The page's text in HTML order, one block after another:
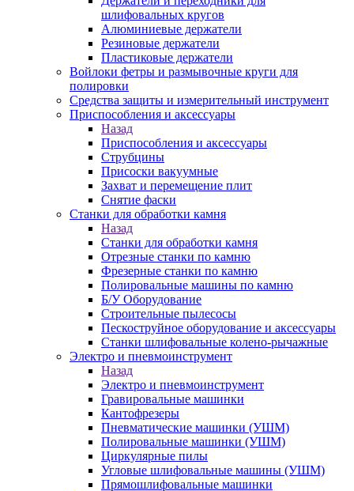
шлифовальных кругов
Алюминиевые держатели
Резиновые держатели
Пластиковые держатели
Войлоки фетры и размывочные круги для
полировки
Средства защиты и измерительный инструмент
Приспособления и аксессуары
Назад
Приспособления и аксессуары
Струбцины
Присоски вакуумные
Захват и перемещение плит
Снятие фаски
Станки для обработки камня
Назад
Станки для обработки камня
Отрезные станки по камню
Фрезерные станки по камню
Полировальные машины по камню
Б/У Оборудование
Строительные пылесосы
Пескоструйное оборудование и аксессуары
Станки шлифовальные колено-рычажные
Электро и пневмоинструмент
Назад
Электро и пневмоинструмент
Гравировальные машинки
Кантофрезеры
Пневматические машинки (УШМ)
Полировальные машинки (УШМ)
Циркулярные пилы
Угловые шлифовальные машины (УШМ)
Прямошлифовальные машинки